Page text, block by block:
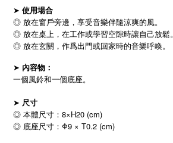
➤ 使用場合
◎ 放在窗戶旁邊，享受音樂伴隨涼爽的風。
◎ 放在桌上，在工作或學習空隙時讓自己放鬆。
◎ 放在玄關，作爲出門或回家時的音樂呼喚。
➤ 內容物：
一個風鈴和一個底座。
➤ 尺寸
◎ 本體尺寸：8×H20 (cm)
◎ 底座尺寸：Φ9 × T0.2 (cm)